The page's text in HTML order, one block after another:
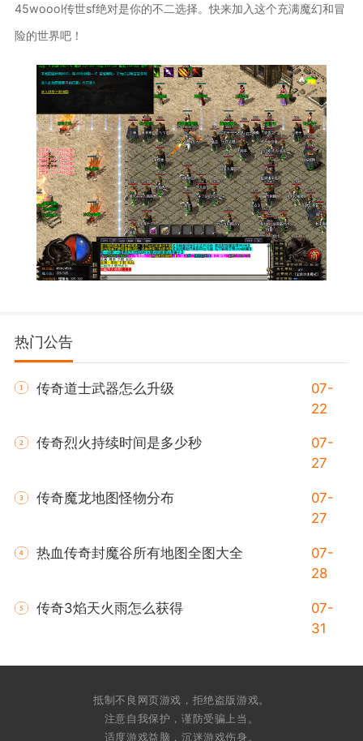
45woool传世sf绝对是你的不二选择。快来加入这个充满魔幻和冒
险的世界吧！
热门公告
传奇道士武器怎么升级
07-
22
传奇烈火持续时间是多少秒
07-
27
传奇魔龙地图怪物分布
07-
27
热血传奇封魔谷所有地图全图大全
07-
28
传奇3焰天火雨怎么获得
07-
31
抵制不良网页游戏，拒绝盗版游戏。
注意自我保护，谨防受骗上当。
适度游戏益脑，沉迷游戏伤身。